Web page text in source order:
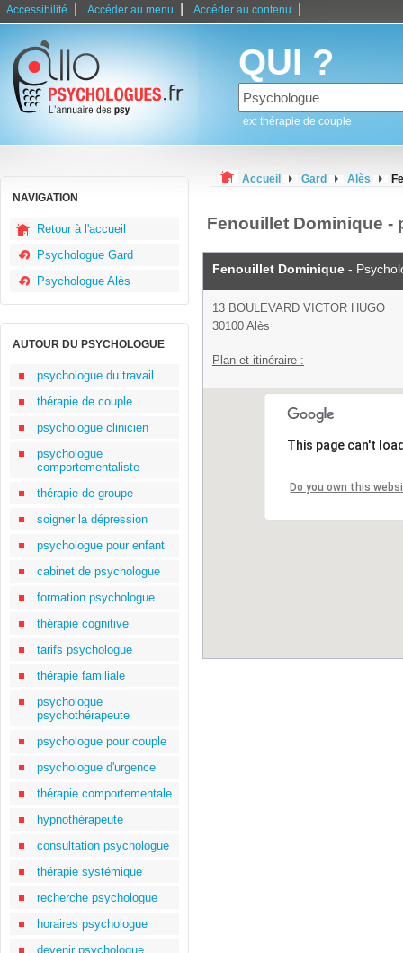
Accessibilité Accéder au menu Accéder au contenu
QUI ?
ex: thérapie de couple
NAVIGATION
Retour à l'accueil
Psychologue Gard
Psychologue Alès
AUTOUR DU PSYCHOLOGUE
psychologue du travail
thérapie de couple
psychologue clinicien
psychologue
comportementaliste
thérapie de groupe
soigner la dépression
psychologue pour enfant
cabinet de psychologue
formation psychologue
thérapie cognitive
tarifs psychologue
thérapie familiale
psychologue
psychothérapeute
psychologue pour couple
psychologue d'urgence
thérapie comportementale
hypnothérapeute
consultation psychologue
thérapie systémique
recherche psychologue
horaires psychologue
devenir psychologue
Accueil Gard Alès
Fenouillet Dominique -
Fenouillet Dominique -
13 BOULEVARD VICTOR HUGO
30100 Alès
Plan et itinéraire :
This page can't
Do you own this